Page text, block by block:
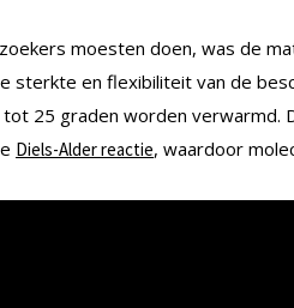
moesten doen, was de
sterkte en flexibiliteit van de
25 graden worden verwarmd.
Diels-Alder reactie, waardoor